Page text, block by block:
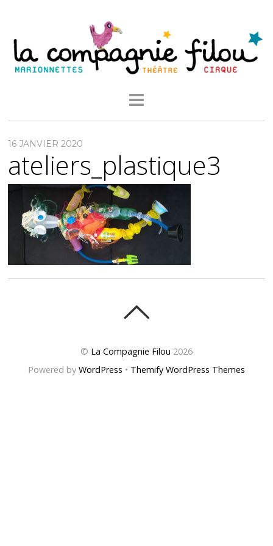
16 JANVIER 2020
ateliers_plastique3
© La Compagnie Filou 2026
Powered by WordPress • Themify WordPress Themes